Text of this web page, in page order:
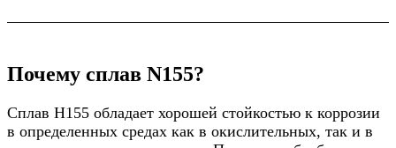
Почему сплав N155?
Сплав Н155 обладает хорошей стойкостью к коррозии
в определенных средах как в окислительных, так и в